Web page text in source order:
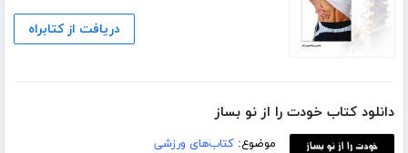
دریافت از کتابراه
دانلود کتاب خودت را از نو بساز
موضوع:کتاب‌های ورزشی